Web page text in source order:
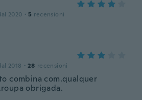
2020 · 5 recensioni
2018 · 28 recensioni
combina com.qualquer
obrigada.